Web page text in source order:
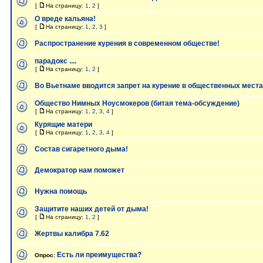
[ На страницу: 1 2 ]
О вреде кальяна!
[ На страницу: 1 2 3 ]
Распространение курения в современном обществе!
парадокс ....
[ На страницу: 1 2 ]
Во Вьетнаме вводится запрет на курение в общественных
Общество Нимных Ноусмокеров (битая тема-обсуждение)
[ На страницу: 1 2 3 4 ]
Курящие матери
[ На страницу: 1 2 3 4 ]
Состав сигаретного дыма!
Демократор нам поможет
Нужна помощь
Защитите наших детей от дыма!
[ На страницу: 1 2 ]
Жертвы калибра 7.62
Опрос: Есть ли преимущества?